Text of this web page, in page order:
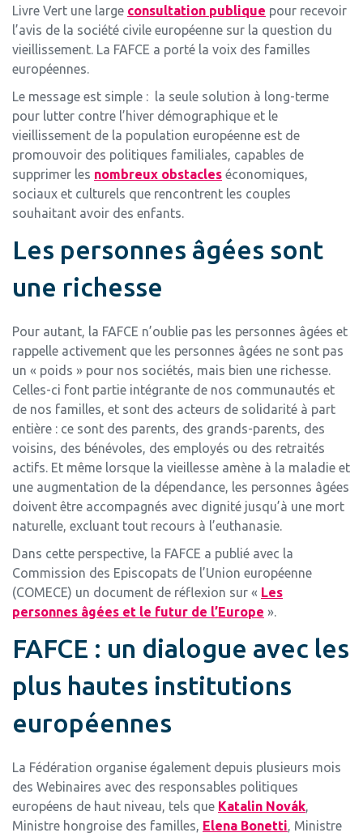
Livre Vert une large consultation publique pour recevoir
l’avis de la société civile européenne sur la question du
vieillissement. La FAFCE a porté la voix des familles
européennes.
Le message est simple : la seule solution à long-terme
pour lutter contre l’hiver démographique et le
vieillissement de la population européenne est de
promouvoir des politiques familiales, capables de
supprimer les nombreux obstacles économiques,
sociaux et culturels que rencontrent les couples
souhaitant avoir des enfants.
Les personnes âgées sont
une richesse
Pour autant, la FAFCE n’oublie pas les personnes âgées et
rappelle activement que les personnes âgées ne sont pas
un « poids » pour nos sociétés, mais bien une richesse.
Celles-ci font partie intégrante de nos communautés et
de nos familles, et sont des acteurs de solidarité à part
entière : ce sont des parents, des grands-parents, des
voisins, des bénévoles, des employés ou des retraités
actifs. Et même lorsque la vieillesse amène à la maladie et
une augmentation de la dépendance, les personnes âgées
doivent être accompagnés avec dignité jusqu’à une mort
naturelle, excluant tout recours à l’euthanasie.
Dans cette perspective, la FAFCE a publié avec la
Commission des Episcopats de l’Union européenne
(COMECE) un document de réflexion sur « Les
personnes âgées et le futur de l’Europe ».
FAFCE : un dialogue avec les
plus hautes institutions
européennes
La Fédération organise également depuis plusieurs mois
des Webinaires avec des responsables politiques
européens de haut niveau, tels que Katalin Novák,
Ministre hongroise des familles, Elena Bonetti, Ministre